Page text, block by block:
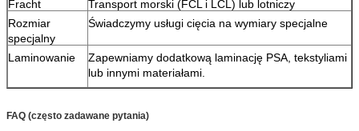
Fracht
Transport morski (FCL i LCL) lub lotniczy
Rozmiar
specjalny
Świadczymy usługi cięcia na wymiary specjalne
Laminowanie
Zapewniamy dodatkową laminację PSA, tekstyliami
lub innymi materiałami.
FAQ (często zadawane pytania)